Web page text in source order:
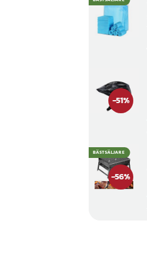
-51%
-56%
BÄSTSÄLJARE